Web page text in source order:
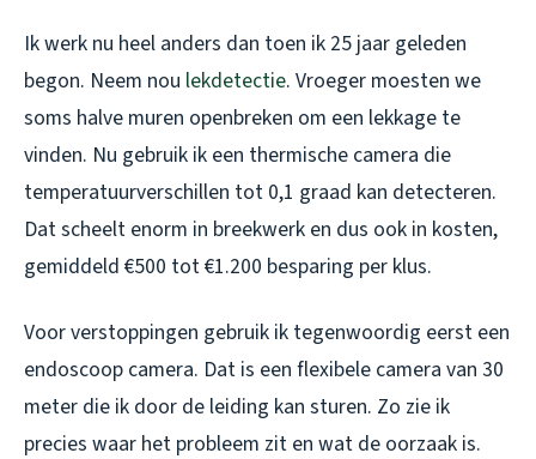
Ik werk nu heel anders dan toen ik 25 jaar geleden
begon. Neem nou lekdetectie. Vroeger moesten we
soms halve muren openbreken om een lekkage te
vinden. Nu gebruik ik een thermische camera die
temperatuurverschillen tot 0,1 graad kan detecteren.
Dat scheelt enorm in breekwerk en dus ook in kosten,
gemiddeld €500 tot €1.200 besparing per klus.
Voor verstoppingen gebruik ik tegenwoordig eerst een
endoscoop camera. Dat is een flexibele camera van 30
meter die ik door de leiding kan sturen. Zo zie ik
precies waar het probleem zit en wat de oorzaak is.